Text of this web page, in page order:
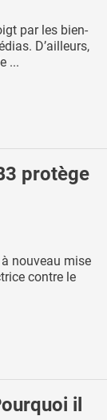
par les bien-
D’ailleurs,
...
protège
nouveau mise
contre le
il